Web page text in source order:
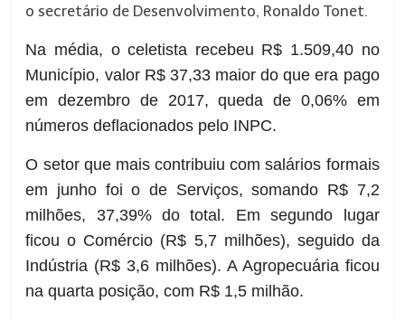
o secretário de Desenvolvimento, Ronaldo Tonet.
Na média, o celetista recebeu R$ 1.509,40 no
Município, valor R$ 37,33 maior do que era pago
em dezembro de 2017, queda de 0,06% em
números deflacionados pelo INPC.
O setor que mais contribuiu com salários formais
em junho foi o de Serviços, somando R$ 7,2
milhões, 37,39% do total. Em segundo lugar
ficou o Comércio (R$ 5,7 milhões), seguido da
Indústria (R$ 3,6 milhões). A Agropecuária ficou
na quarta posição, com R$ 1,5 milhão.